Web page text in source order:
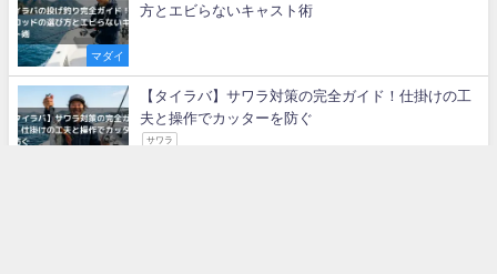
マダイ
方とエビらないキャスト術
【タイラバ】サワラ対策の完全ガイド！仕掛けの工
夫と操作でカッターを防ぐ
サワラ